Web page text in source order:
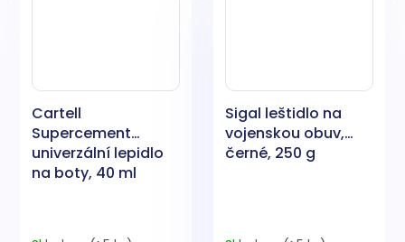
Cartell
Supercement
univerzální lepidlo
na boty, 40 ml
Sigal leštidlo na
vojenskou obuv,
černé, 250 g